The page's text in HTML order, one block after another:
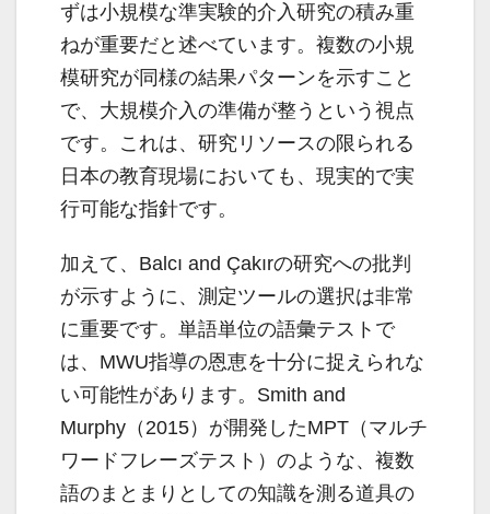
ずは小規模な準実験的介入研究の積み重
ねが重要だと述べています。複数の小規
模研究が同様の結果パターンを示すこと
で、大規模介入の準備が整うという視点
です。これは、研究リソースの限られる
日本の教育現場においても、現実的で実
行可能な指針です。
加えて、Balcı and Çakırの研究への批判
が示すように、測定ツールの選択は非常
に重要です。単語単位の語彙テストで
は、MWU指導の恩恵を十分に捉えられな
い可能性があります。Smith and
Murphy（2015）が開発したMPT（マルチ
ワードフレーズテスト）のような、複数
語のまとまりとしての知識を測る道具の